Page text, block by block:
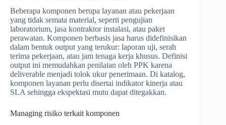
Beberapa komponen berupa layanan atau pekerjaan
yang tidak semata material, seperti pengujian
laboratorium, jasa kontraktor instalasi, atau paket
perawatan. Komponen berbasis jasa harus didefinisikan
dalam bentuk output yang terukur: laporan uji, serah
terima pekerjaan, atau jam tenaga kerja khusus. Definisi
output ini memudahkan penilaian oleh PPK karena
deliverable menjadi tolok ukur penerimaan. Di katalog,
komponen layanan perlu disertai indikator kinerja atau
SLA sehingga ekspektasi mutu dapat ditegakkan.
Managing risiko terkait komponen